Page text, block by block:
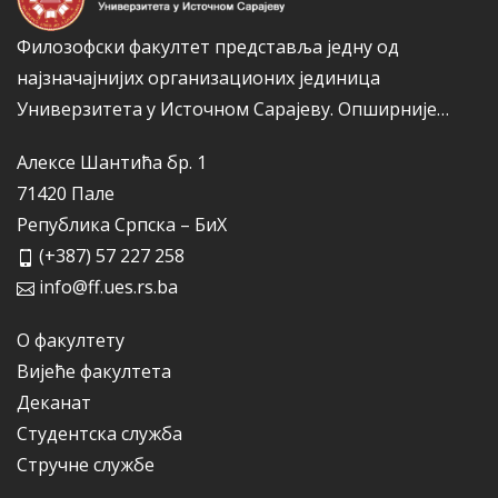
Филозофски факултет представља једну од
најзначајнијих организационих јединица
Универзитета у Источном Сарајеву. Опширније…
Алексе Шантића бр. 1
71420 Пале
Република Српска – БиХ
(+387) 57 227 258
info@ff.ues.rs.ba
О факултету
Вијеће факултета
Деканат
Студентска служба
Стручне службе